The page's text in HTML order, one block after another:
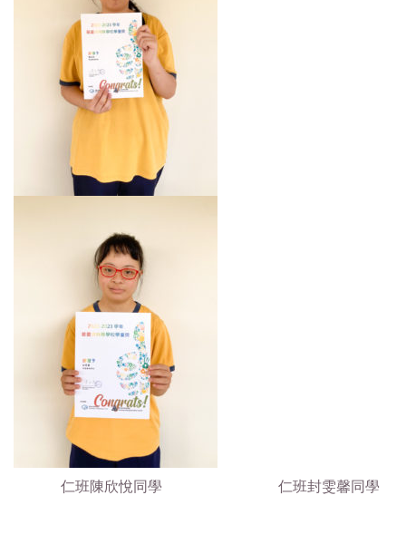
仁班陳欣悅同學 仁班封雯馨同學